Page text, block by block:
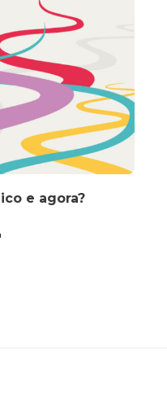
e agora?